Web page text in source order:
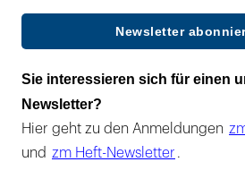
Newsletter
Sie interessieren sich für einen
Newsletter?
Hier geht zu den Anmeldungen
und zm Heft-Newsletter .